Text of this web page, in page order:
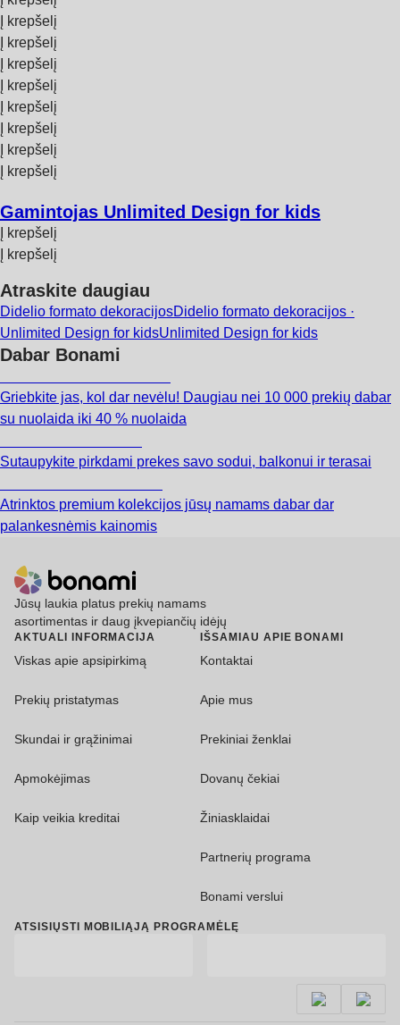
Į krepšelį
Į krepšelį
Į krepšelį
Į krepšelį
Į krepšelį
Į krepšelį
Į krepšelį
Į krepšelį
Gamintojas Unlimited Design for kids
Į krepšelį
Į krepšelį
Atraskite daugiau
Didelio formato dekoracijosDidelio formato dekoracijos ·
Unlimited Design for kidsUnlimited Design for kids
Dabar Bonami
Griebkite jas, kol dar nevėlu! Daugiau nei 10 000 prekių dabar
su nuolaida iki 40 % nuolaida
Sutaupykite pirkdami prekes savo sodui, balkonui ir terasai
Atrinktos premium kolekcijos jūsų namams dabar dar
palankesnėmis kainomis
Jūsų laukia platus prekių namams
asortimentas ir daug įkvepiančių idėjų
AKTUALI INFORMACIJA
Viskas apie apsipirkimą
Prekių pristatymas
Skundai ir grąžinimai
Apmokėjimas
Kaip veikia kreditai
IŠSAMIAU APIE BONAMI
Kontaktai
Apie mus
Prekiniai ženklai
Dovanų čekiai
Žiniasklaidai
Partnerių programa
Bonami verslui
ATSISIŲSTI MOBILIĄJĄ PROGRAMĖLĘ